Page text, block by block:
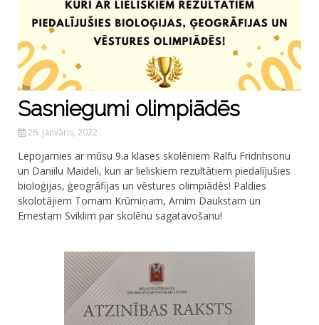
Sasniegumi olimpiādēs
26. janvāris, 2022
Lepojamies ar mūsu 9.a klases skolēniem Ralfu Fridrihsonu
un Daniilu Maideli, kuri ar lieliskiem rezultātiem piedalījušies
bioloģijas, ģeogrāfijas un vēstures olimpiādēs! Paldies
skolotājiem Tomam Krūmiņam, Arnim Daukstam un
Ernestam Sviklim par skolēnu sagatavošanu!